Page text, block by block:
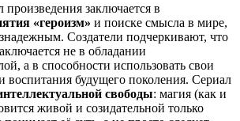
заключается в
«героизм» и поиске смысла в мире,
Создатели подчеркивают, что
не в обладании
а в способности использовать свои
воспитания будущего поколения. Сериал
свободы: магия (как и
живой и созидательной только